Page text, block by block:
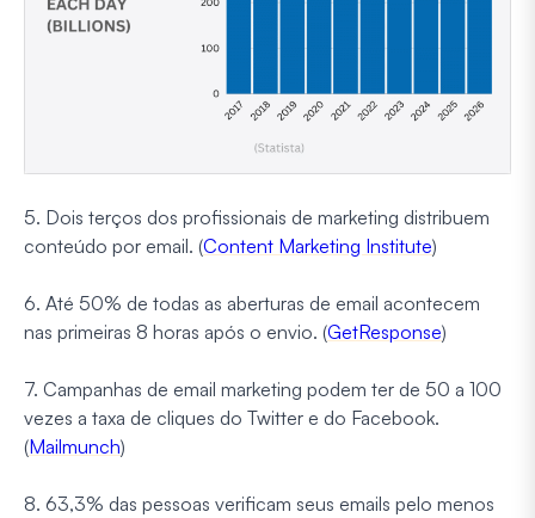
5. Dois terços dos profissionais de marketing distribuem
conteúdo por email. (Content Marketing Institute)
6. Até 50% de todas as aberturas de email acontecem
nas primeiras 8 horas após o envio. (GetResponse)
7. Campanhas de email marketing podem ter de 50 a 100
vezes a taxa de cliques do Twitter e do Facebook.
(Mailmunch)
8. 63,3% das pessoas verificam seus emails pelo menos